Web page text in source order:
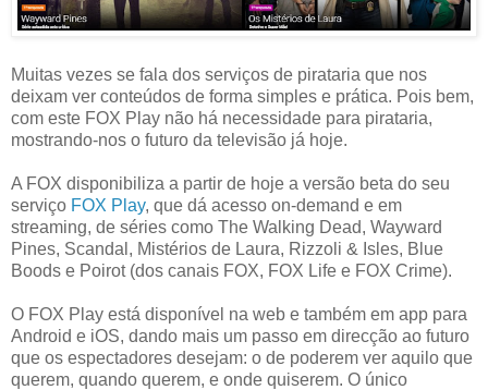
Muitas vezes se fala dos serviços de pirataria que nos
deixam ver conteúdos de forma simples e prática. Pois bem,
com este FOX Play não há necessidade para pirataria,
mostrando-nos o futuro da televisão já hoje.
A FOX disponibiliza a partir de hoje a versão beta do seu
serviço FOX Play, que dá acesso on-demand e em
streaming, de séries como The Walking Dead, Wayward
Pines, Scandal, Mistérios de Laura, Rizzoli & Isles, Blue
Boods e Poirot (dos canais FOX, FOX Life e FOX Crime).
O FOX Play está disponível na web e também em app para
Android e iOS, dando mais um passo em direcção ao futuro
que os espectadores desejam: o de poderem ver aquilo que
querem, quando querem, e onde quiserem. O único